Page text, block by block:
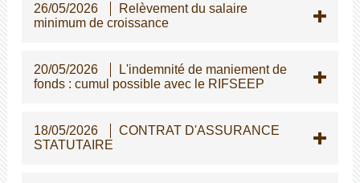
26/05/2026
Relèvement du salaire
minimum de croissance
20/05/2026
L'indemnité de maniement de
fonds : cumul possible avec le RIFSEEP
18/05/2026
CONTRAT D'ASSURANCE
STATUTAIRE